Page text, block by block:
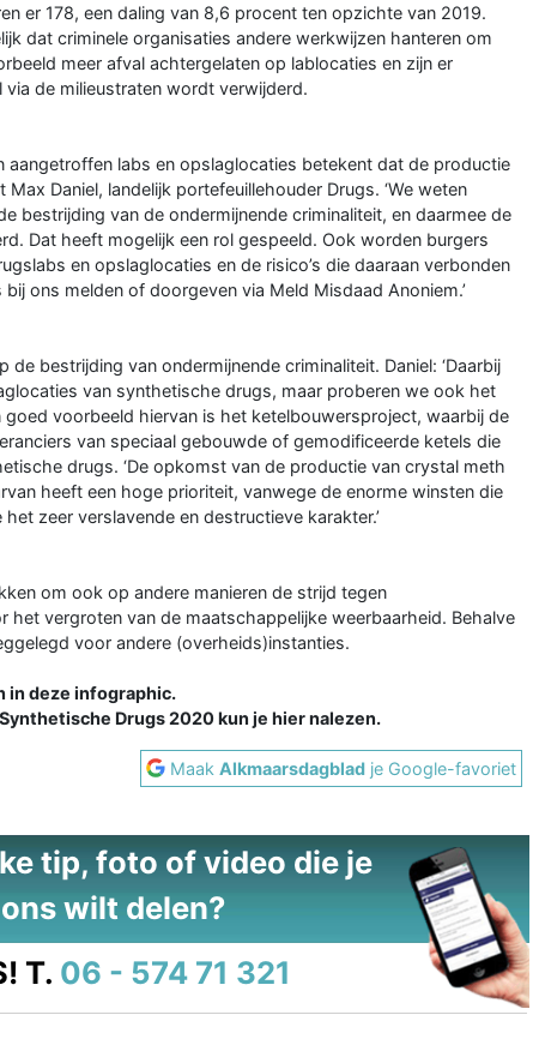
er 178, een daling van 8,6 procent ten opzichte van 2019.
dat criminele organisaties andere werkwijzen hanteren om
meer afval achtergelaten op lablocaties en zijn er
de milieustraten wordt verwijderd.
aangetroffen labs en opslaglocaties betekent dat de productie
Daniel, landelijk portefeuillehouder Drugs. ‘We weten
bestrijding van de ondermijnende criminaliteit, en daarmee de
Dat heeft mogelijk een rol gespeeld. Ook worden burgers
en opslaglocaties en de risico’s die daaraan verbonden
ons melden of doorgeven via Meld Misdaad Anoniem.’
bestrijding van ondermijnende criminaliteit. Daniel: ‘Daarbij
van synthetische drugs, maar proberen we ook het
goed voorbeeld hiervan is het ketelbouwersproject, waarbij de
van speciaal gebouwde of gemodificeerde ketels die
drugs. ‘De opkomst van de productie van crystal meth
heeft een hoge prioriteit, vanwege de enorme winsten die
zeer verslavende en destructieve karakter.’
om ook op andere manieren de strijd tegen
vergroten van de maatschappelijke weerbaarheid. Behalve
voor andere (overheids)instanties.
in deze infographic.
Drugs 2020 kun je hier nalezen.
MaakAlkmaarsdagblad je Google-favoriet
tip, foto of video die je
wilt delen?
T. 06 - 574 71 321